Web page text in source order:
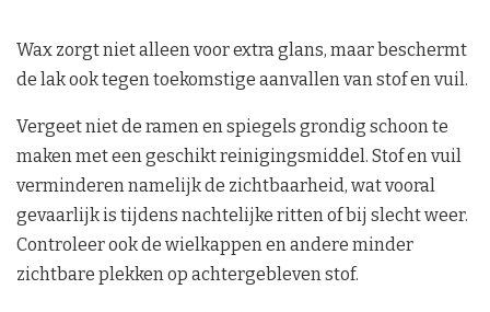
Wax zorgt niet alleen voor extra glans, maar beschermt
de lak ook tegen toekomstige aanvallen van stof en vuil.
Vergeet niet de ramen en spiegels grondig schoon te
maken met een geschikt reinigingsmiddel. Stof en vuil
verminderen namelijk de zichtbaarheid, wat vooral
gevaarlijk is tijdens nachtelijke ritten of bij slecht weer.
Controleer ook de wielkappen en andere minder
zichtbare plekken op achtergebleven stof.